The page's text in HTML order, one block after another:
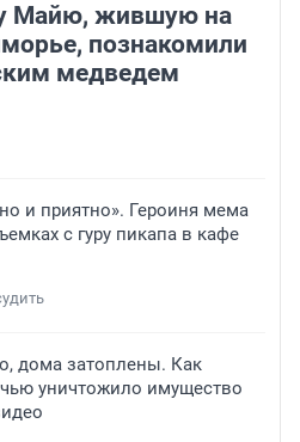
Майю, жившую на
познакомили
медведем
и приятно». Героиня мема
с гуру пикапа в кафе
дома затоплены. Как
уничтожило имущество